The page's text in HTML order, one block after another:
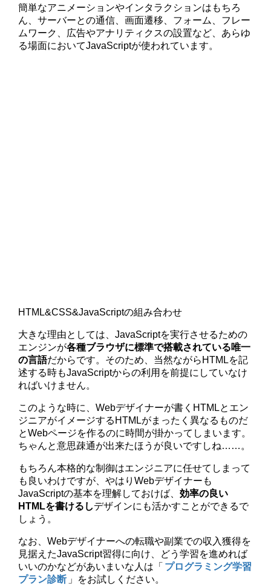
簡単なアニメーションやインタラクションはもちろ
ん、サーバーとの通信、画面遷移、フォーム、フレー
ムワーク、広告やアナリティクスの設置など、あらゆ
る場面においてJavaScriptが使われています。
HTML&CSS&JavaScriptの組み合わせ
大きな理由としては、JavaScriptを実行させるための
エンジンが各種ブラウザに標準で搭載されている唯一
の言語だからです。そのため、当然ながらHTMLを記
述する時もJavaScriptからの利用を前提にしていなけ
ればいけません。
このような時に、Webデザイナーが書くHTMLとエン
ジニアがイメージするHTMLがまったく異なるものだ
とWebページを作るのに時間が掛かってしまいます。
ちゃんと意思疎通が出来たほうが良いですしね……。
もちろん本格的な制御はエンジニアに任せてしまって
も良いわけですが、やはりWebデザイナーも
JavaScriptの基本を理解しておけば、効率の良い
HTMLを書けるしデザインにも活かすことができるで
しょう。
なお、Webデザイナーへの転職や副業での収入獲得を
見据えたJavaScript習得に向け、どう学習を進めれば
いいのかなどがあいまいな人は「 プログラミング学習
プラン診断 」をお試しください。